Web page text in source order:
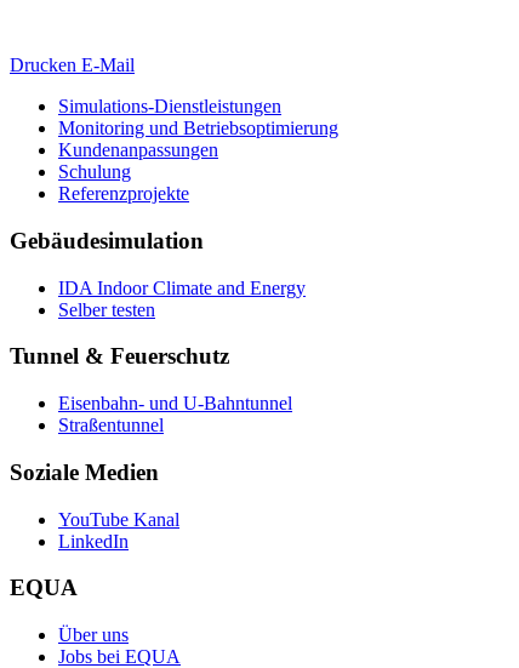
Drucken E-Mail
Simulations-Dienstleistungen
Monitoring und Betriebsoptimierung
Kundenanpassungen
Schulung
Referenzprojekte
Gebäudesimulation
IDA Indoor Climate and Energy
Selber testen
Tunnel & Feuerschutz
Eisenbahn- und U-Bahntunnel
Straßentunnel
Soziale Medien
YouTube Kanal
LinkedIn
EQUA
Über uns
Jobs bei EQUA